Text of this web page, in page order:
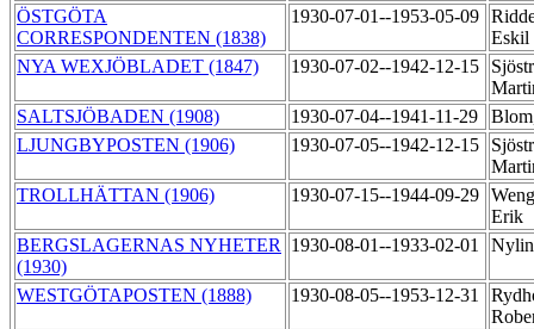
ÖSTGÖTA
CORRESPONDENTEN (1838)
1930-07-01--1953-05-09
Eskil
NYA WEXJÖBLADET (1847)
1930-07-02--1942-12-15
SALTSJÖBADEN (1908)
1930-07-04--1941-11-29
LJUNGBYPOSTEN (1906)
1930-07-05--1942-12-15
TROLLHÄTTAN (1906)
1930-07-15--1944-09-29
Erik
BERGSLAGERNAS NYHETER
(1930)
1930-08-01--1933-02-01
WESTGÖTAPOSTEN (1888) 1930-08-05--1953-12-31